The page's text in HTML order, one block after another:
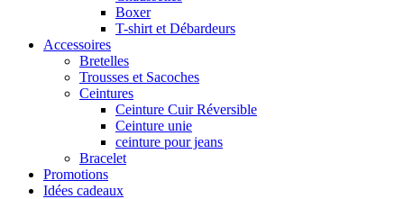
Boxer
T-shirt et Débardeurs
Accessoires
Bretelles
Trousses et Sacoches
Ceintures
Ceinture Cuir Réversible
Ceinture unie
ceinture pour jeans
Bracelet
Promotions
Idées cadeaux